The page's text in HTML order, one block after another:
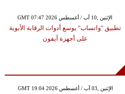
GMT 07:47 2026 الإثنين ,10 آب / أغسطس
تطبيق "واتساب" يوسع أدوات الرقابة الأبوية
على أجهزة آيفون
GMT 19:04 2026 الإثنين ,03 آب / أغسطس